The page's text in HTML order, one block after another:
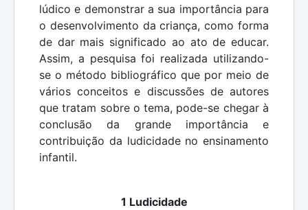
lúdico e demonstrar a sua importância para
o desenvolvimento da criança, como forma
de dar mais significado ao ato de educar.
Assim, a pesquisa foi realizada utilizando-
se o método bibliográfico que por meio de
vários conceitos e discussões de autores
que tratam sobre o tema, pode-se chegar à
conclusão da grande importância e
contribuição da ludicidade no ensinamento
infantil.
1 Ludicidade